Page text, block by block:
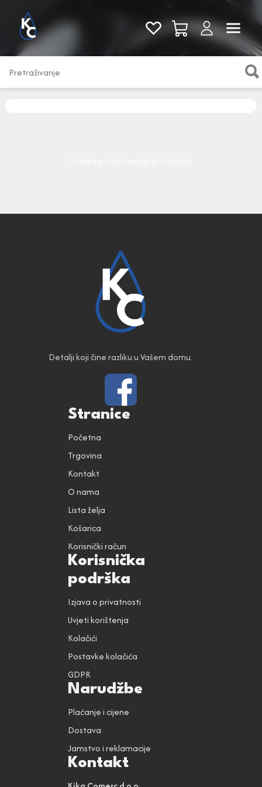
Pogledaj sve
Detalji koji čine razliku u Vašem domu.
Stranice
Početna
Trgovina
Kontakt
O nama
Lista želja
Košarica
Korisnički račun
Korisnička
podrška
Izjava o privatnosti
Uvjeti korištenja
Kolačići
Postavke kolačića
GDPR
Narudžbe
Plaćanje i cijene
Dostava
Jamstvo i reklamacije
Kontakt